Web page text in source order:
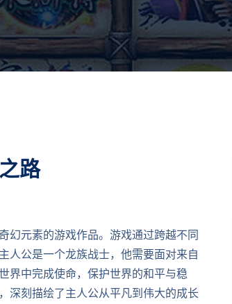
路
幻元素的游戏作品。游戏通过跨越不同
人公是一个龙族战士，他需要面对来自
界中完成使命，保护世界的和平与稳
深刻描绘了主人公从平凡到伟大的成长